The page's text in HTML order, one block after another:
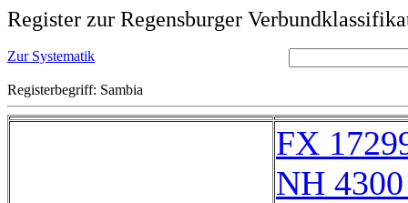
Register zur Regensburger
Zur Systematik
Registerbegriff: Sambia
FX
NH